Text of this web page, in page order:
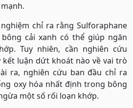
chỉ ra rằng Sulforaphane
cải xanh có thể giúp ngăn
Tuy nhiên, cần nghiên cứu
luận dứt khoát nào về vai trò
ra, nghiên cứu ban đầu chỉ ra
oxy hóa nhất định trong bông
một số rối loạn khớp.